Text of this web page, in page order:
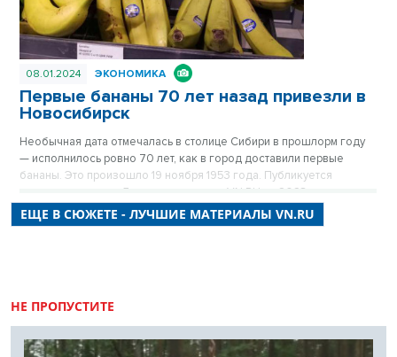
08.01.2024 ЭКОНОМИКА
Первые бананы 70 лет назад привезли в
Новосибирск
Необычная дата отмечалась в столице Сибири в прошлорм году
— исполнилось ровно 70 лет, как в город доставили первые
бананы. Это произошло 19 ноября 1953 года. Публикуется
повторно в цикле «Лучшие материалы VN.RU за 2023 год».
ЕЩЕ В СЮЖЕТЕ - ЛУЧШИЕ МАТЕРИАЛЫ VN.RU
НЕ ПРОПУСТИТЕ